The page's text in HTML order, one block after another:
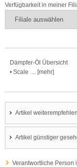
Verfügbarkeit in meiner
Dämpfer-Öl Übersicht
• Scale ... [mehr]
Artikel weiterempfehlen
Artikel günstiger
Verantwortliche Person